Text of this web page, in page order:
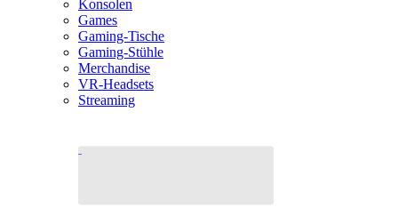
Konsolen
Games
Gaming-Tische
Gaming-Stühle
Merchandise
VR-Headsets
Streaming